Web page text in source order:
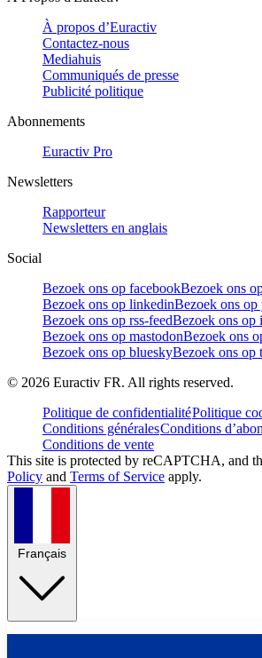
À propos d’Euractiv
Contactez-nous
Mediahuis
Communiqués de presse
Publicité politique
Abonnements
Euractiv Pro
Newsletters
Rapporteur
Newsletters en anglais
Social
Bezoek ons op facebookBezoek ons
Bezoek ons op linkedinBezoek ons op
Bezoek ons op rss-feedBezoek ons op
Bezoek ons op mastodonBezoek ons
Bezoek ons op blueskyBezoek ons op
© 2026 Euractiv FR. All rights reserved.
Politique de confidentialitéPolitique
Conditions généralesConditions
Conditions de vente
This site is protected by reCAPTCHA, and
Policy and Terms of Service apply.
Français